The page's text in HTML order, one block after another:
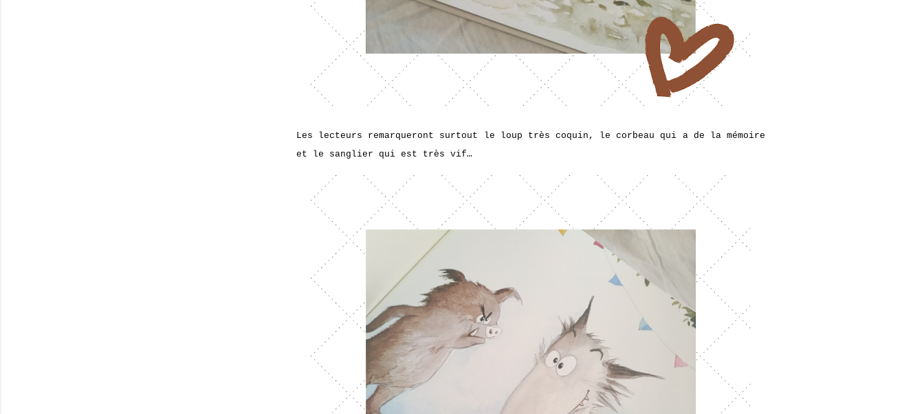
Les lecteurs remarqueront surtout le loup très coquin, le corbeau qui a de la mémoire
et le sanglier qui est très vif…